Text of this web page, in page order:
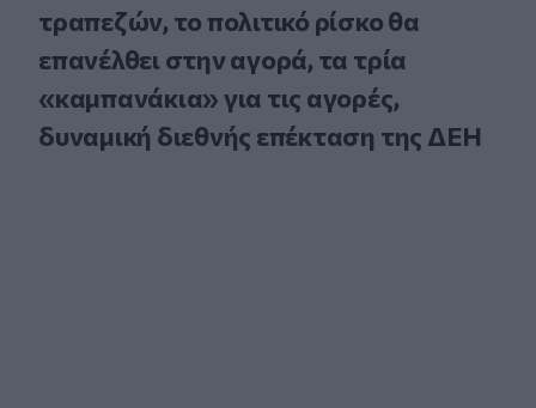
τραπεζών, το πολιτικό ρίσκο θα
επανέλθει στην αγορά, τα τρία
«καμπανάκια» για τις αγορές,
δυναμική διεθνής επέκταση της ΔΕΗ